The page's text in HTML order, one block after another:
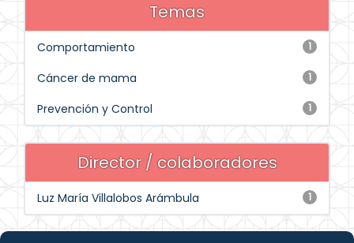
Temas
1
Comportamiento
1
Cáncer de mama
1
Prevención y Control
Director / colaboradores
1
Luz María Villalobos Arámbula